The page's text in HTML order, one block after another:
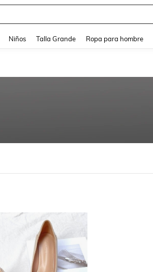
Niños Talla Grande Ropa para hombre